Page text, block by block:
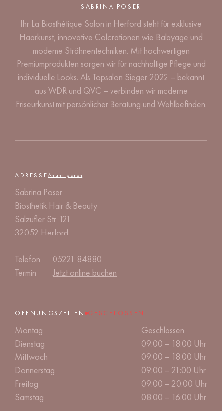
SABRINA POSER
Ihr La Biosthétique Salon in Herford steht für exklusive
Haarkunst, innovative Colorationen wie Balayage und
moderne Strähnentechniken. Mit hochwertigen
Premiumprodukten sorgen wir für nachhaltige Pflege und
individuelle Looks. Als Topsalon Sieger 2022 – bekannt
aus WDR und QVC – verbinden wir moderne
Friseurkunst mit persönlicher Beratung und Wohlbefinden.
ADRESSEAnfahrt planen
Sabrina Poser
Biosthetik Hair & Beauty
Salzufler Str. 121
32052 Herford
Telefon
05221 84880
Termin
Jetzt online buchen
ÖFFNUNGSZEITEN GESCHLOSSEN
Montag
Geschlossen
Dienstag
09:00 – 18:00 Uhr
Mittwoch
09:00 – 18:00 Uhr
Donnerstag
09:00 – 21:00 Uhr
Freitag
09:00 – 20:00 Uhr
Samstag
08:00 – 16:00 Uhr